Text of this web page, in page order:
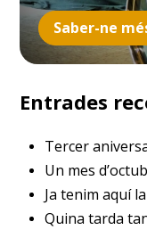
Saber-ne
Entrades
Tercer
Un mes
Ja tenim aquí
Quina tarda